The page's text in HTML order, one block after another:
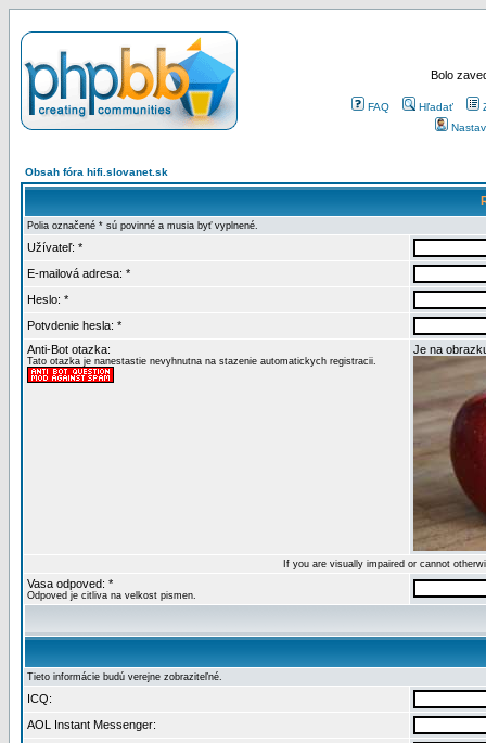
Bolo
FAQ Hľadať
Obsah fóra hifi.slovanet.sk
Polia označené * sú povinné a musia byť vyplnené.
Užívateľ: *
E-mailová adresa: *
Heslo: *
Potvdenie hesla: *
Anti-Bot otazka:
Tato otazka je nanestastie nevyhnutna na stazenie automatickych registracii.
Je na
If you are visually impaired or cannot
Vasa odpoved: *
Odpoved je citliva na velkost pismen.
Tieto informácie budú verejne zobraziteľné.
ICQ:
AOL Instant Messenger: